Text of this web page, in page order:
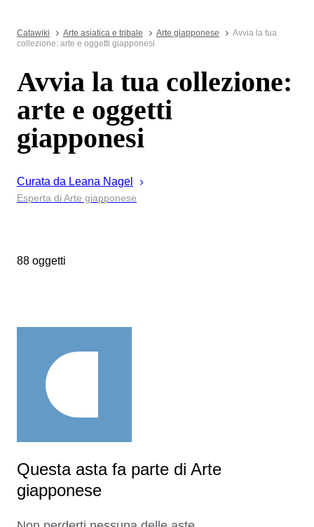
Catawiki Arte asiatica e tribale Arte giapponese
Avvia la tua
collezione: arte e oggetti giapponesi
Avvia la tua collezione:
arte e oggetti
giapponesi
Curata da Leana Nagel
Esperta di Arte giapponese
88 oggetti
Questa asta fa parte di Arte
giapponese